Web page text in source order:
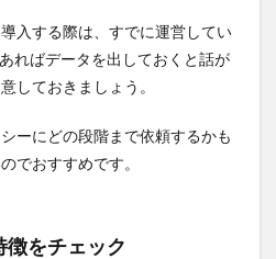
入する際は、すでに運営してい
ればデータを出しておくと話が
しておきましょう。
ーにどの段階まで依頼するかも
でおすすめです。
をチェック